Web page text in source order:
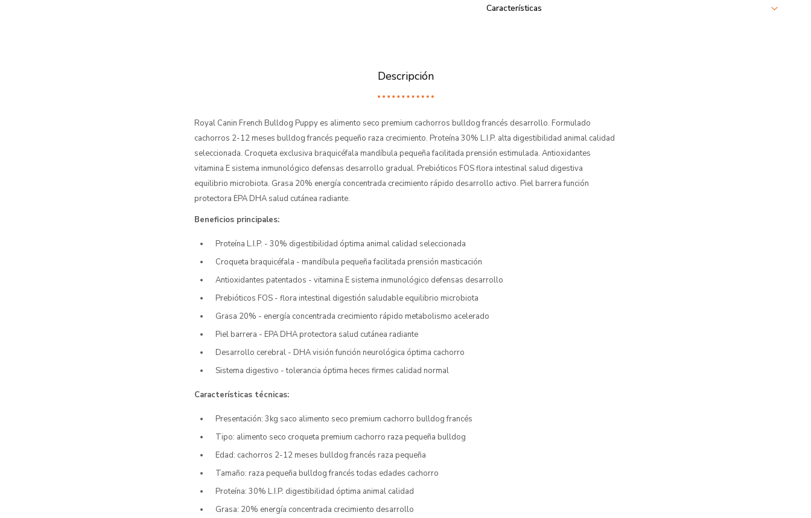
Características
Descripción
Royal Canin French Bulldog Puppy es alimento seco premium cachorros bulldog francés desarrollo. Formulado
cachorros 2-12 meses bulldog francés pequeño raza crecimiento. Proteína 30% L.I.P. alta digestibilidad animal calidad
seleccionada. Croqueta exclusiva braquicéfala mandíbula pequeña facilitada prensión estimulada. Antioxidantes
vitamina E sistema inmunológico defensas desarrollo gradual. Prebióticos FOS flora intestinal salud digestiva
equilibrio microbiota. Grasa 20% energía concentrada crecimiento rápido desarrollo activo. Piel barrera función
protectora EPA DHA salud cutánea radiante.
Beneficios principales:
Proteína L.I.P. - 30% digestibilidad óptima animal calidad seleccionada
Croqueta braquicéfala - mandíbula pequeña facilitada prensión masticación
Antioxidantes patentados - vitamina E sistema inmunológico defensas desarrollo
Prebióticos FOS - flora intestinal digestión saludable equilibrio microbiota
Grasa 20% - energía concentrada crecimiento rápido metabolismo acelerado
Piel barrera - EPA DHA protectora salud cutánea radiante
Desarrollo cerebral - DHA visión función neurológica óptima cachorro
Sistema digestivo - tolerancia óptima heces firmes calidad normal
Características técnicas:
Presentación: 3kg saco alimento seco premium cachorro bulldog francés
Tipo: alimento seco croqueta premium cachorro raza pequeña bulldog
Edad: cachorros 2-12 meses bulldog francés raza pequeña
Tamaño: raza pequeña bulldog francés todas edades cachorro
Proteína: 30% L.I.P. digestibilidad óptima animal calidad
Grasa: 20% energía concentrada crecimiento desarrollo